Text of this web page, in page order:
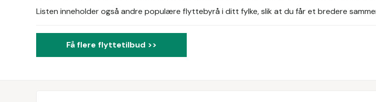
Listen inneholder også andre populære flyttebyrå i ditt fylke, slik at du får et bredere
Få flere flyttetilbud >>